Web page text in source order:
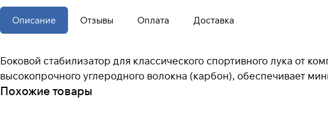
Описание Отзывы Оплата Доставка
Боковой стабилизатор для классического спортивного лука от
высокопрочного углеродного волокна (карбон), обеспечивает
Похожие товары